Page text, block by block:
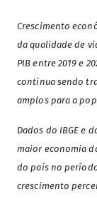
Crescimento
da qualidade de
PIB entre 2019 e
continua sendo
amplos para a
Dados do IBGE e
maior economia
do país no
crescimento